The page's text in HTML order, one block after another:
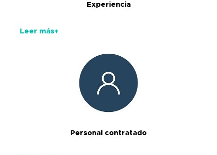
Experiencia
Leer más+
Personal contratado